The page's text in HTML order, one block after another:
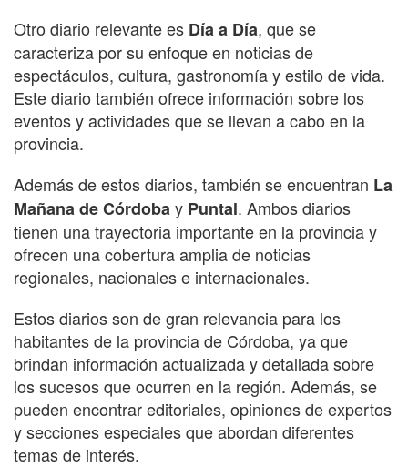
Otro diario relevante es Día a Día, que se
caracteriza por su enfoque en noticias de
espectáculos, cultura, gastronomía y estilo de vida.
Este diario también ofrece información sobre los
eventos y actividades que se llevan a cabo en la
provincia.
Además de estos diarios, también se encuentran La
Mañana de Córdobay Puntal. Ambos diarios
tienen una trayectoria importante en la provincia y
ofrecen una cobertura amplia de noticias
regionales, nacionales e internacionales.
Estos diarios son de gran relevancia para los
habitantes de la provincia de Córdoba, ya que
brindan información actualizada y detallada sobre
los sucesos que ocurren en la región. Además, se
pueden encontrar editoriales, opiniones de expertos
y secciones especiales que abordan diferentes
temas de interés.